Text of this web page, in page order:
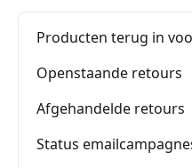
Producten terug in
Openstaande retours
Afgehandelde retours
Status